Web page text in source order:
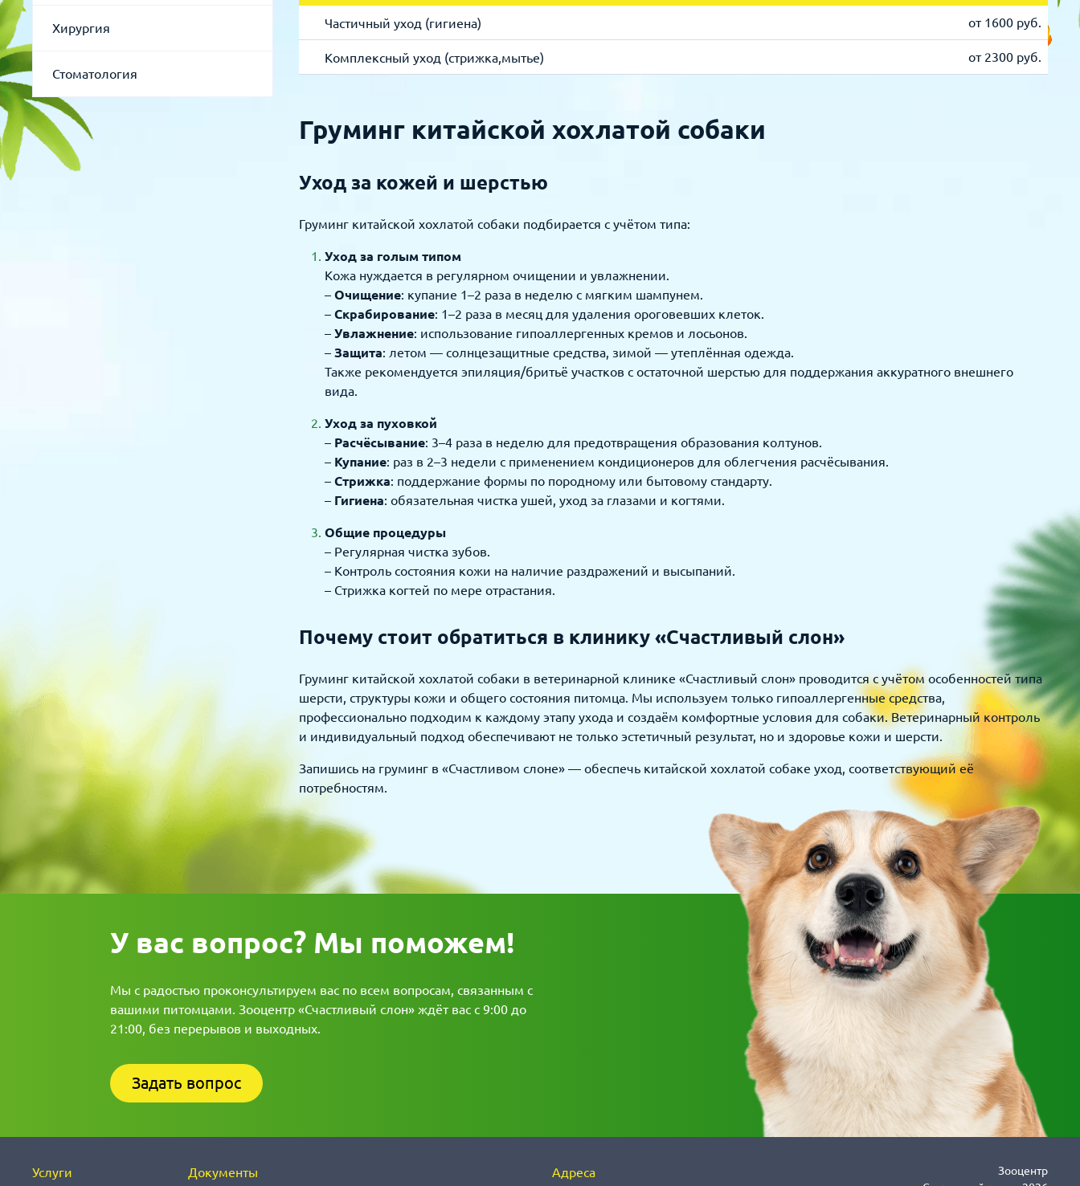
Хирургия
Стоматология
Частичный уход (гигиена) от 1600 руб.
Комплексный уход (стрижка,мытье) от 2300 руб.
Груминг китайской хохлатой собаки
Уход за кожей и шерстью
Груминг китайской хохлатой собаки подбирается с учётом типа:
Уход за голым типом
Кожа нуждается в регулярном очищении и увлажнении.
– Очищение: купание 1–2 раза в неделю с мягким шампунем.
– Скрабирование: 1–2 раза в месяц для удаления ороговевших клеток.
– Увлажнение: использование гипоаллергенных кремов и лосьонов.
– Защита: летом — солнцезащитные средства, зимой — утеплённая одежда.
Также рекомендуется эпиляция/бритьё участков с остаточной шерстью для поддержания аккуратного внешнего
вида.
Уход за пуховкой
– Расчёсывание: 3–4 раза в неделю для предотвращения образования колтунов.
– Купание: раз в 2–3 недели с применением кондиционеров для облегчения расчёсывания.
– Стрижка: поддержание формы по породному или бытовому стандарту.
– Гигиена: обязательная чистка ушей, уход за глазами и когтями.
Общие процедуры
– Регулярная чистка зубов.
– Контроль состояния кожи на наличие раздражений и высыпаний.
– Стрижка когтей по мере отрастания.
Почему стоит обратиться в клинику «Счастливый слон»
Груминг китайской хохлатой собаки в ветеринарной клинике «Счастливый слон» проводится с учётом особенностей типа
шерсти, структуры кожи и общего состояния питомца. Мы используем только гипоаллергенные средства,
профессионально подходим к каждому этапу ухода и создаём комфортные условия для собаки. Ветеринарный контроль
и индивидуальный подход обеспечивают не только эстетичный результат, но и здоровье кожи и шерсти.
Запишись на груминг в «Счастливом слоне» — обеспечь китайской хохлатой собаке уход, соответствующий её
потребностям.
У вас вопрос? Мы поможем!
Мы с радостью проконсультируем вас по всем вопросам, связанным с
вашими питомцами. Зооцентр «Счастливый слон» ждёт вас с 9:00 до
21:00, без перерывов и выходных.
Задать вопрос
Услуги Документы Адреса
Зооцентр